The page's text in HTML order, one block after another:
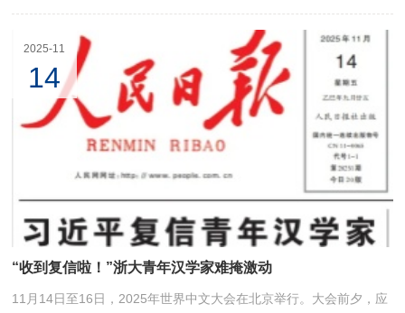
2025-11
14
“收到复信啦！”浙大青年汉学家难掩激动
11月14日至16日，2025年世界中文大会在北京举行。大会前夕，应